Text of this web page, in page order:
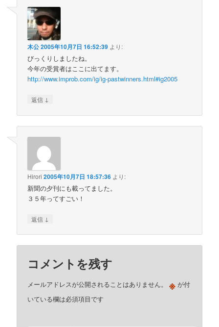
木公2005年10月7日 16:52:39 より:
びっくりしましたね。
今年の受賞者はここに出てます。
http://www.improb.com/ig/ig-pastwinners.html#ig2005
返信 ↓
Hirori 2005年10月7日 18:57:36 より:
新聞の夕刊にも載ってました。
３５年ってすごい！
返信 ↓
コメントを残す
メールアドレスが公開されることはありません。 ※ が付
いている欄は必須項目です